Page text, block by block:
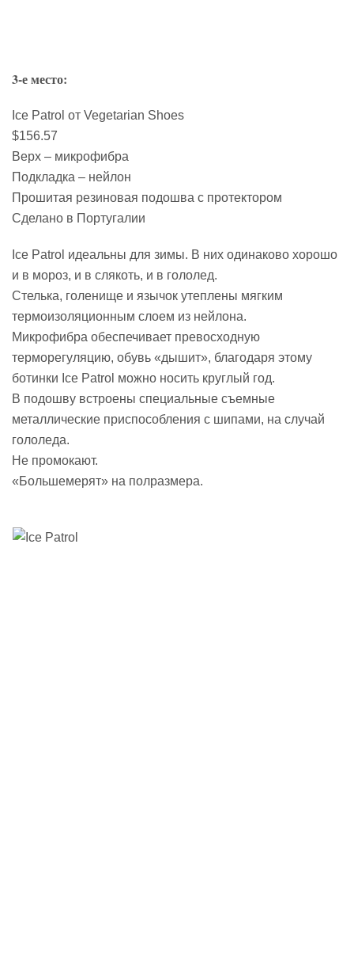
3-е место:
Ice Patrol от Vegetarian Shoes
$156.57
Верх – микрофибра
Подкладка – нейлон
Прошитая резиновая подошва с протектором
Сделано в Португалии
Ice Patrol идеальны для зимы. В них одинаково хорошо
и в мороз, и в слякоть, и в гололед.
Стелька, голенище и язычок утеплены мягким
термоизоляционным слоем из нейлона.
Микрофибра обеспечивает превосходную
терморегуляцию, обувь «дышит», благодаря этому
ботинки Ice Patrol можно носить круглый год.
В подошву встроены специальные съемные
металлические приспособления с шипами, на случай
гололеда.
Не промокают.
«Большемерят» на полразмера.